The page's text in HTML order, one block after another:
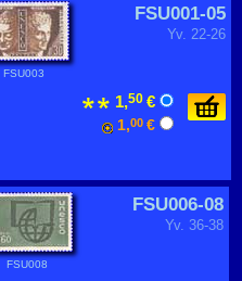
FSU001-05
Yv. 22-26
FSU003
1,50 €
1,00 €
FSU006-08
Yv. 36-38
FSU008